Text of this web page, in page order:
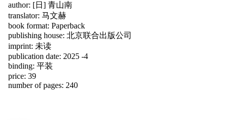
author: [日] 青山南
translator: 马文赫
book format: Paperback
publishing house: 北京联合出版公司
imprint: 未读
publication date: 2025 -4
binding: 平装
price: 39
number of pages: 240